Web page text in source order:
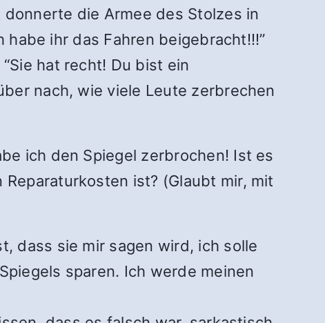
die Armee des Stolzes in
ihr das Fahren beigebracht!!!”
hat recht! Du bist ein
nach, wie viele Leute zerbrechen
ich den Spiegel zerbrochen! Ist es
ist? (Glaubt mir, mit
dass sie mir sagen wird, ich solle
sparen. Ich werde meinen